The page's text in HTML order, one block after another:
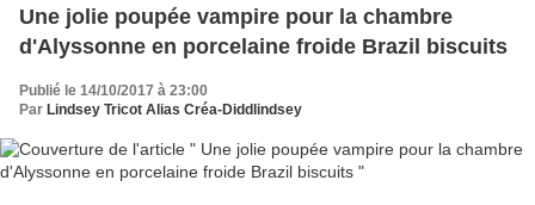
Une jolie poupée vampire pour la chambre
d'Alyssonne en porcelaine froide Brazil biscuits
Publié le 14/10/2017 à 23:00
Par Lindsey Tricot Alias Créa-Diddlindsey